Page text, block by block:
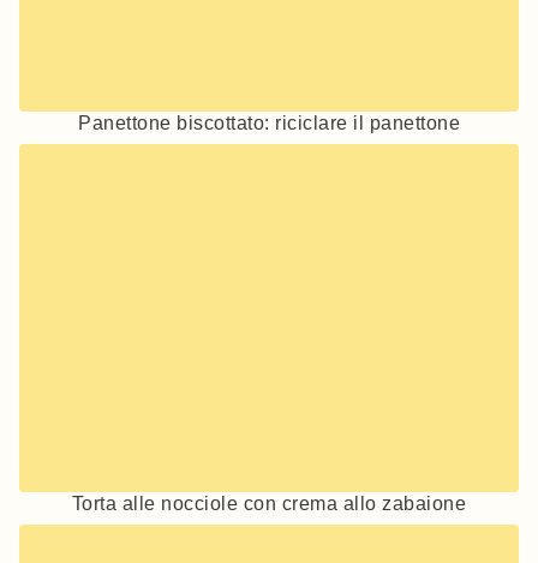
Panettone biscottato: riciclare il panettone
Torta alle nocciole con crema allo zabaione